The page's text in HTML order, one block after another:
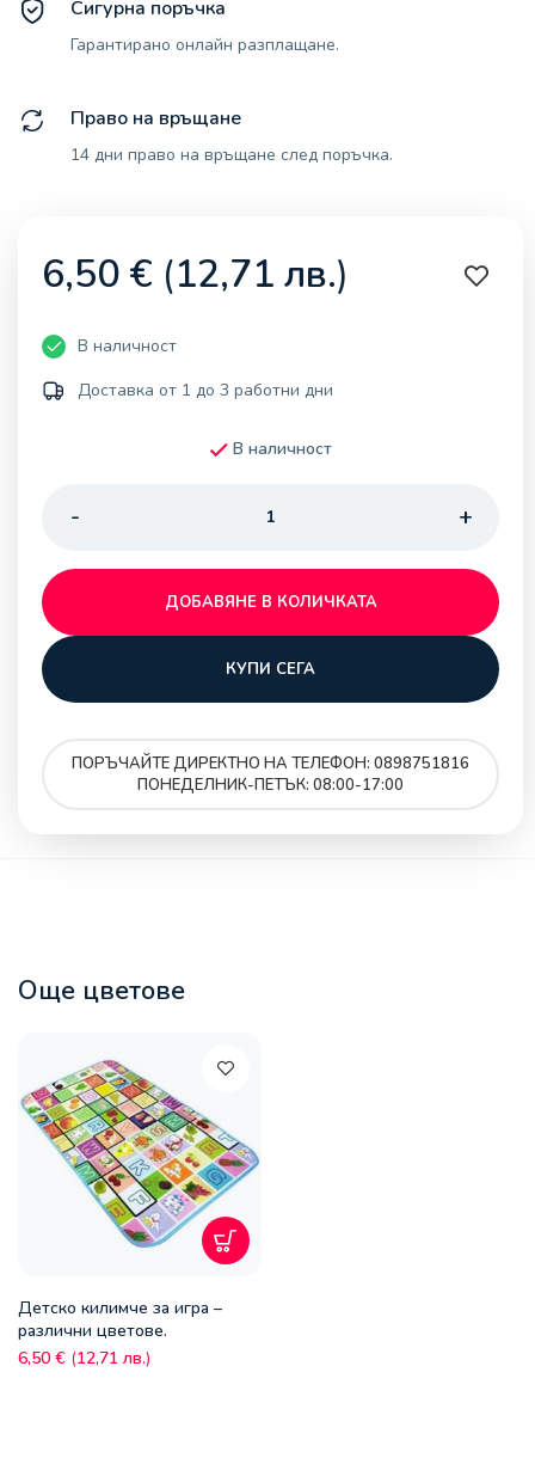
Сигурна поръчка
Гарантирано онлайн разплащане.
Право на връщане
14 дни право на връщане след поръчка.
6,50 € (12,71 лв.)
В наличност
Доставка от 1 до 3 работни дни
В наличност
ДОБАВЯНЕ В КОЛИЧКАТА
КУПИ СЕГА
ПОРЪЧАЙТЕ ДИРЕКТНО НА ТЕЛЕФОН: 0898751816
ПОНЕДЕЛНИК-ПЕТЪК: 08:00-17:00
Още цветове
Детско килимче за игра –
различни цветове.
6,50 € (12,71 лв.)